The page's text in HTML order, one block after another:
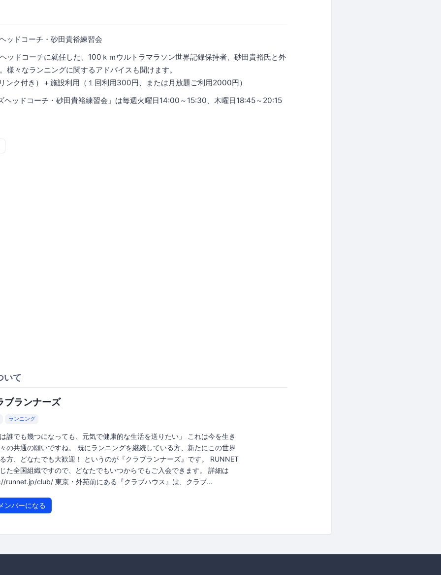
ッドコーチ・砂田貴裕練習会
ッドコーチに就任した、100ｋｍウルトラマラソン世界記録保持者、砂田貴裕氏と外
様々なランニングに関するアドバイスも聞けます。
ク付き）＋施設利用（１回利用300円、または月放題ご利用2000円）
ヘッドコーチ・砂田貴裕練習会」は毎週火曜日14:00～15:30、木曜日18:45～20:15
いて
ブランナーズ
ランニング
は誰でも幾つになっても、元気で健康的な生活を送りたい」 これは今を生き
の共通の願いですね。 既にランニングを継続している方、新たにこの世界
方、どなたでも大歓迎！ というのが『クラブランナーズ』です。 RUNNET
た全国組織ですので、どなたでもいつからでもご入会できます。 詳細は
runnet.jp/club/ 東京・外苑前にある『クラブハウス』は、クラブ...
メンバーになる